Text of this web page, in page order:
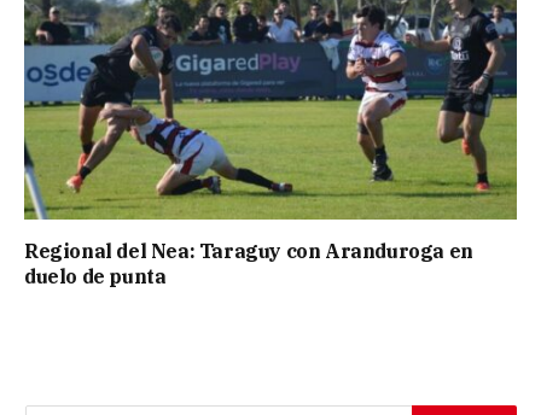
Regional del Nea: Taraguy con Aranduroga en
duelo de punta